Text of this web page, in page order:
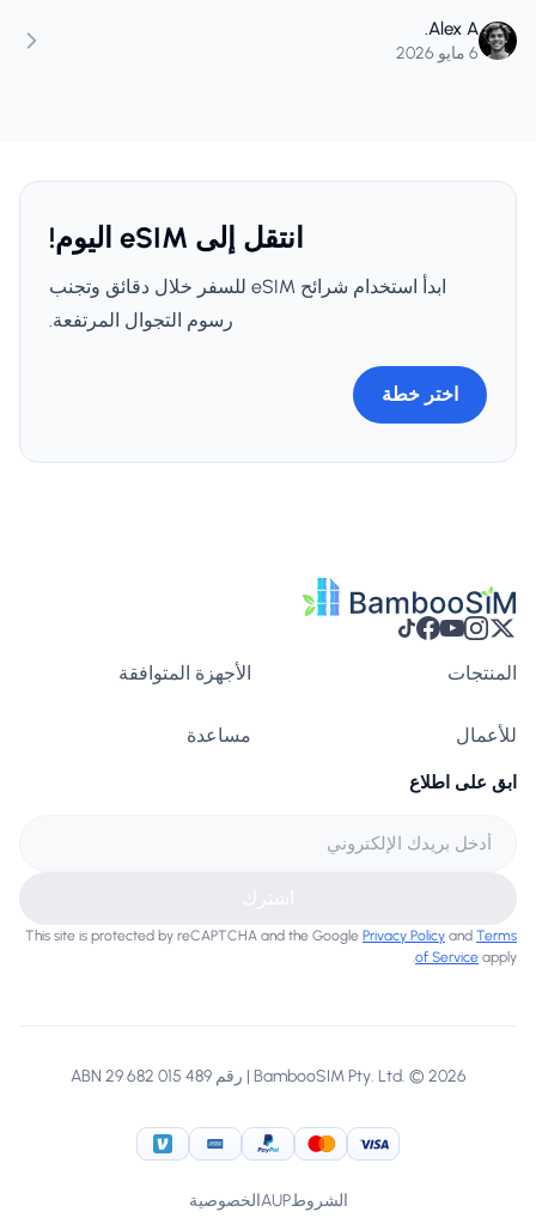
الأمريكية متعددة المدن.
Alex A.
6 مايو 2026
انتقل إلى eSIM اليوم!
ابدأ استخدام شرائح eSIM للسفر خلال دقائق وتجنب
رسوم التجوال المرتفعة.
اختر خطة
المنتجات الأجهزة المتوافقة
للأعمال مساعدة
ابق على اطلاع
This site is protected by reCAPTCHA and the Google Privacy Policy and Terms
of Service apply.
BambooSIM Pty. Ltd. © 2026 | رقم ABN 29 682 015 489
Visa
MasterCard
PayPal
American Express
Venmo
الشروطAUPالخصوصية